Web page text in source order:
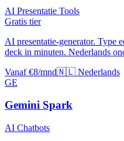
AI Presentatie Tools
Gratis tier
AI presentatie-generator. Type
deck in minuten. Nederlands
Vanaf €8/mnd🇳🇱 Nederlands
GE
Gemini Spark
AI Chatbots